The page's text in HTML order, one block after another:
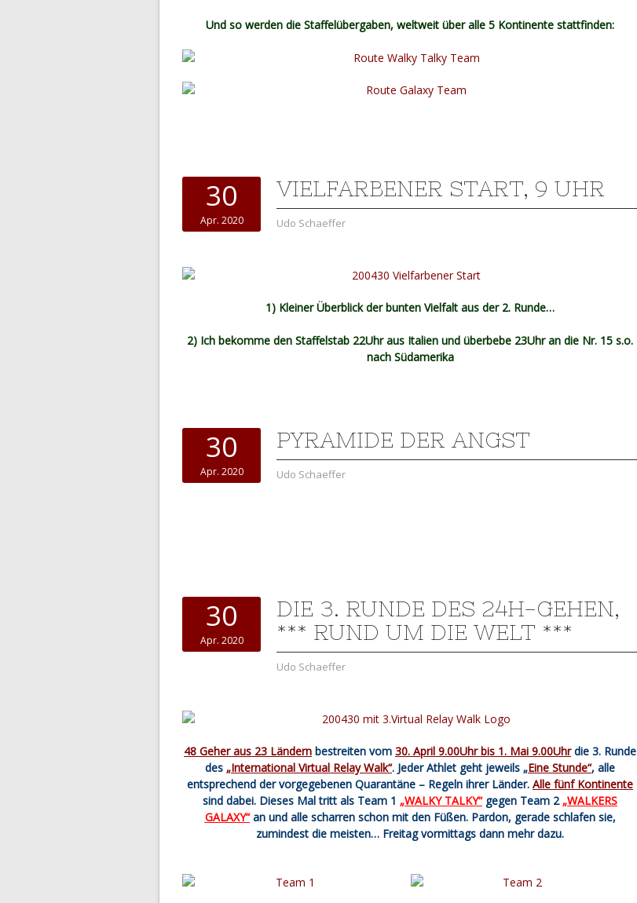
Und so werden die Staffelübergaben, weltweit über alle 5 Kontinente stattfinden:
30
Apr. 2020
VIELFARBENER START, 9 UHR
Udo Schaeffer
1) Kleiner Überblick der bunten Vielfalt aus der 2. Runde…
2) Ich bekomme den Staffelstab 22Uhr aus Italien und überbebe 23Uhr an die Nr. 15 s.o.
nach Südamerika
30
Apr. 2020
PYRAMIDE DER ANGST
Udo Schaeffer
30
Apr. 2020
DIE 3. RUNDE DES 24H-GEHEN,
*** RUND UM DIE WELT ***
Udo Schaeffer
48 Geher aus 23 Ländern bestreiten vom 30. April 9.00Uhr bis 1. Mai 9.00Uhrdie 3. Runde
des „International Virtual Relay Walk“. Jeder Athlet geht jeweils „Eine Stunde“, alle
entsprechend der vorgegebenen Quarantäne – Regeln ihrer Länder. Alle fünf Kontinente
sind dabei. Dieses Mal tritt als Team 1 „WALKY TALKY“gegen Team 2 „WALKERS
GALAXY“an und alle scharren schon mit den Füßen. Pardon, gerade schlafen sie,
zumindest die meisten… Freitag vormittags dann mehr dazu.